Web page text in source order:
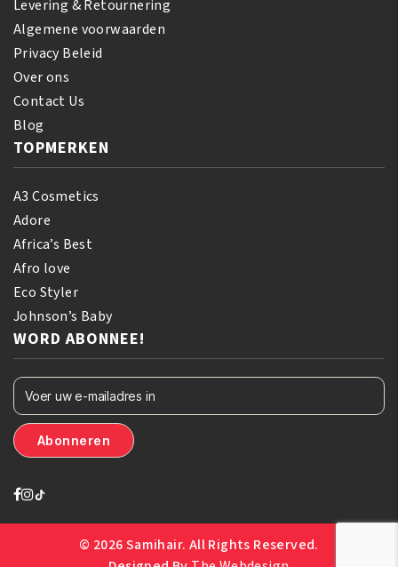
Levering & Retournering
Algemene voorwaarden
Privacy Beleid
Over ons
Contact Us
Blog
TOPMERKEN
A3 Cosmetics
Adore
Africa’s Best
Afro love
Eco Styler
Johnson’s Baby
WORD ABONNEE!
© 2026 Samihair. All Rights Reserved.